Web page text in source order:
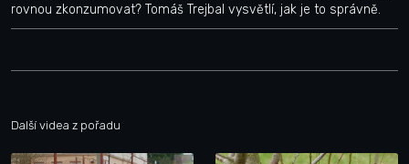
rovnou zkonzumovat? Tomáš Trejbal vysvětlí, jak je to správně.
Další videa z pořadu